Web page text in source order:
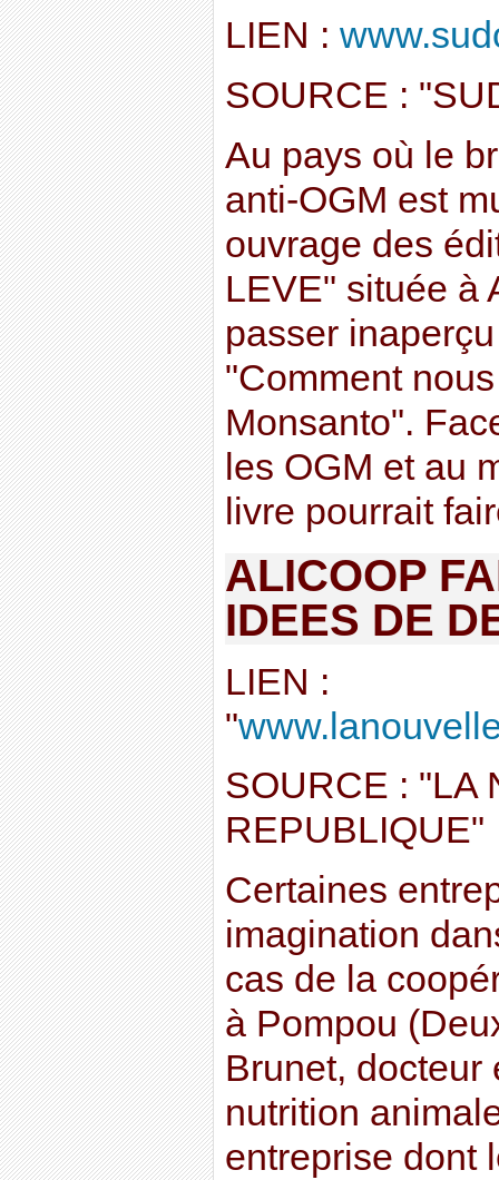
LIEN :
SOURCE :
Au pays où le
anti-OGM est
ouvrage des
LEVE" située à
passer
"Comment
Monsanto".
les OGM et au
livre pourrait
ALICOOP
IDEES DE
LIEN :
"
SOURCE : "LA
REPUBLIQUE"
Certaines
imagination
cas de la
à Pompou
Brunet, docteur
nutrition
entreprise dont